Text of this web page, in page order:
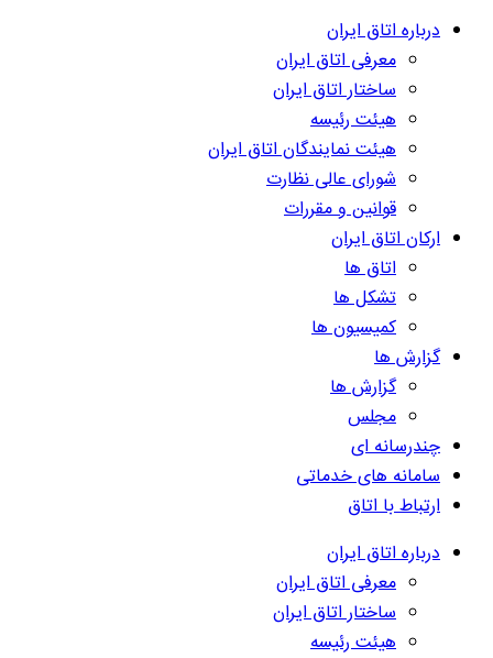
درباره اتاق ایران
معرفی اتاق ایران
ساختار اتاق ایران
هیئت رئیسه
هیئت نمایندگان اتاق ایران
شورای عالی نظارت
قوانین و مقررات
ارکان اتاق ایران
اتاق ها
تشکل ها
کمیسیون ها
گزارش ها
گزارش ها
مجلس
چندرسانه ای
سامانه های خدماتی
ارتباط با اتاق
درباره اتاق ایران
معرفی اتاق ایران
ساختار اتاق ایران
هیئت رئیسه